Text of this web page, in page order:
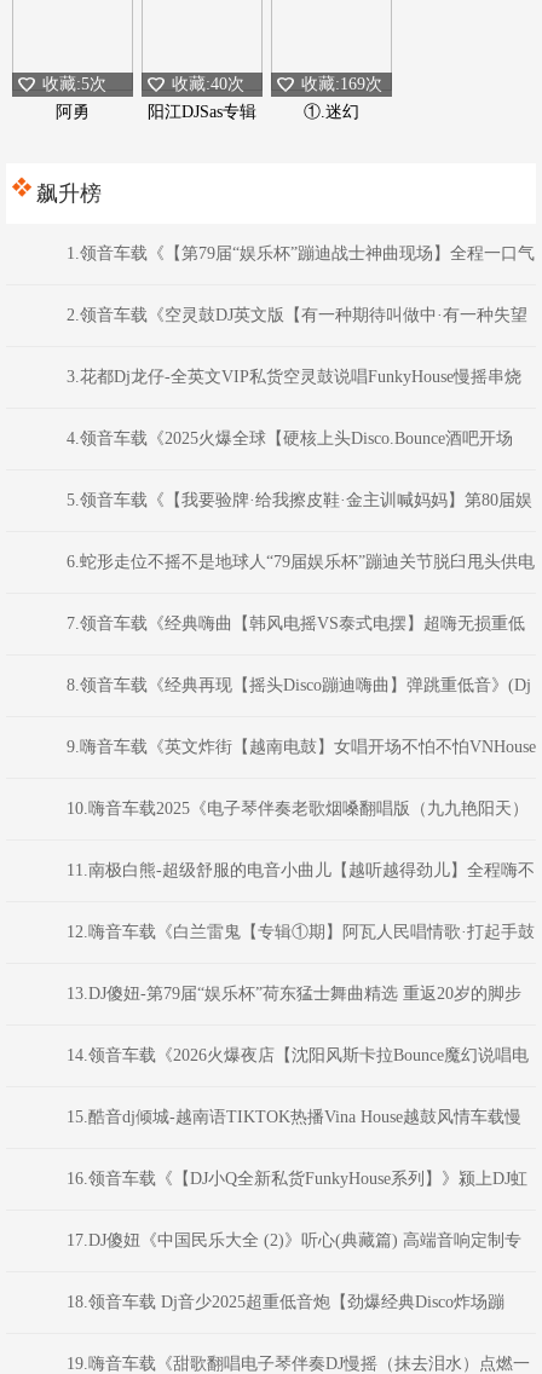
阿勇
收藏:5次
阳江DJSas专辑
收藏:40次
①.迷幻
收藏:169次
飙升榜
1.领音车载《【第79届“娱乐杯”蹦迪战士神曲现场】全程一口气
带你听完全英文音乐·以后非金币不可下载》权少音乐
2.领音车载《空灵鼓DJ英文版【有一种期待叫做中·有一种失望
叫做请添加对方为好友】》DJ虹君
3.花都Dj龙仔-全英文VIP私货空灵鼓说唱FunkyHouse慢摇串烧
4.领音车载《2025火爆全球【硬核上头Disco.Bounce酒吧开场
NO.6】劲爆电音》(Dj音少Mix)
5.领音车载《【我要验牌·给我擦皮鞋·金主训喊妈妈】第80届娱
乐杯·韩风Bounce电音派对》颍上DJ虹君
6.蛇形走位不摇不是地球人“79届娱乐杯”蹦迪关节脱臼甩头供电
局-宁音社音乐文化
7.领音车载《经典嗨曲【韩风电摇VS泰式电摆】超嗨无损重低
音炮》(Dj红仔Mix)
8.领音车载《经典再现【摇头Disco蹦迪嗨曲】弹跳重低音》(Dj
红仔Mix)9.嗨音车载《英文炸街【越南电鼓】女唱开场不怕不怕VNHouse
混音车载串烧大碟》 河南DJ彦航
10.嗨音车载2025《电子琴伴奏老歌烟嗓翻唱版（九九艳阳天）
山歌好比春江水车载串烧》 DJ小花
11.南极白熊-超级舒服的电音小曲儿【越听越得劲儿】全程嗨不
12.嗨音车载《白兰雷鬼【专辑①期】阿瓦人民唱情歌·打起手鼓
敲起锣·我的祖国·民谣串烧大碟》 河南DJ彦航
13.DJ傻妞-第79届“娱乐杯”荷东猛士舞曲精选 重返20岁的脚步
跳跃(2025.9-Mix)
14.领音车载《2026火爆夜店【沈阳风斯卡拉Bounce魔幻说唱电
子NO.1】弹跳重低音》Dj红仔Mix)
15.酷音dj倾城-越南语TIKTOK热播Vina House越鼓风情车载慢
摇舞曲串烧16.领音车载《【DJ小Q全新私货FunkyHouse系列】》颍上DJ虹
17.DJ傻妞《中国民乐大全 (2)》听心(典藏篇) 高端音响定制专
业示范碟(.11-Mix)
18.领音车载 Dj音少2025超重低音炮【劲爆经典Disco炸场蹦
迪】跳舞现场嗨碟
19.嗨音车载《甜歌翻唱电子琴伴奏DJ慢摇（抹去泪水）点燃一